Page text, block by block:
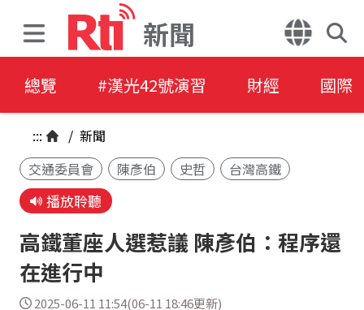
新聞
總覽 #漢光42號演習 財經 國際
::: / 新聞
交通委員會
陳彥伯 史哲 台灣高鐵
播放聆聽
高鐵董座人選惹議 陳彥伯：程序還
在進行中
2025-06-11 11:54(06-11 18:46更新)